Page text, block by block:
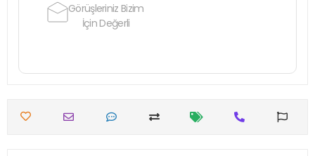
Görüşleriniz Bizim
İçin Değerli